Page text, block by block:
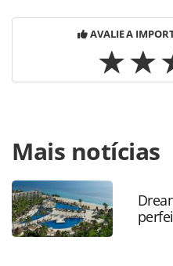
AVALIE A
https://
airlines-lanca-plataforma-
viagens_176345.html ou as
página. Todo o conteúdo
Editora é protegido pela
autoral. Não reproduza o
Mais notícias